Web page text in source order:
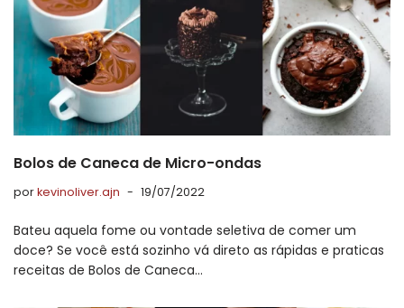
Bolos de Caneca de Micro-ondas
porkevinoliver.ajn 19/07/2022
Bateu aquela fome ou vontade seletiva de comer um
doce? Se você está sozinho vá direto as rápidas e praticas
receitas de Bolos de Caneca…